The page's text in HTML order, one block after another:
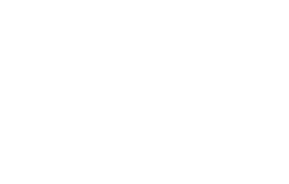
dobrowolne. Zostałem/am także
przez mnie zgoda może być